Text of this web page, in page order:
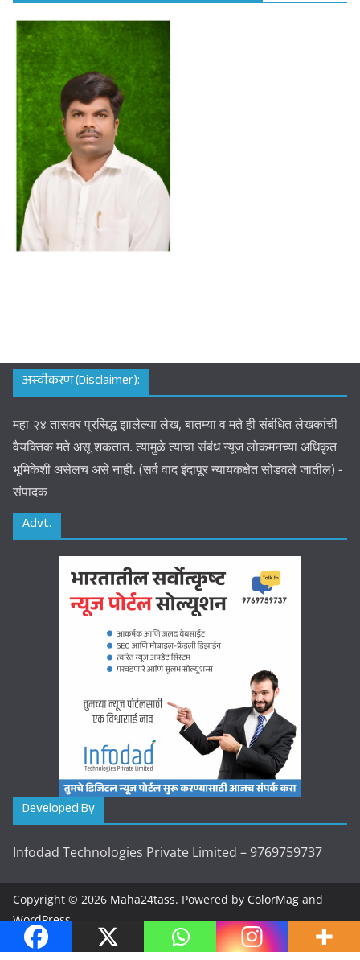
अस्वीकरण (Disclaimer):
महा २४ तासवर प्रसिद्ध झालेल्या लेख, बातम्या व मते ही संबंधित लेखकांची
वैयक्तिक मते असू शकतात. त्यामुळे त्याचा संबंध न्यूज लोकमनच्या अधिकृत
भूमिकेशी असेलच असे नाही. (सर्व वाद इंदापूर न्यायकक्षेत सोडवले जातील) -
संपादक
Advt.
Developed By
Infodad Technologies Private Limited – 9769759737
Copyright © 2026 Maha24tass. Powered by ColorMag and
WordPress.